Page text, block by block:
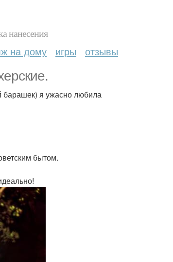
нанесения
на дому игры отзывы
барашек) я ужасно любила
бытом.